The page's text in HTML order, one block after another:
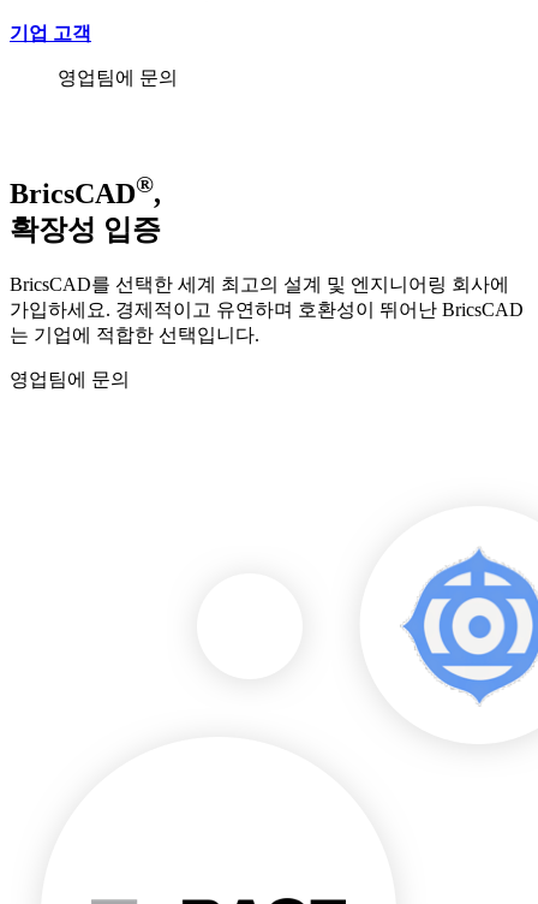
기업 고객
영업팀에 문의
BricsCAD®,
확장성 입증
BricsCAD를 선택한 세계 최고의 설계 및 엔지니어링 회사에
가입하세요. 경제적이고 유연하며 호환성이 뛰어난 BricsCAD
는 기업에 적합한 선택입니다.
영업팀에 문의